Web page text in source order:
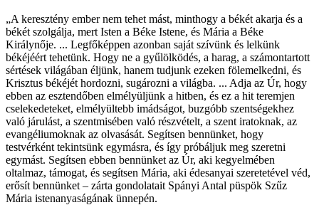
„A keresztény ember nem tehet mást, minthogy a békét akarja és a
békét szolgálja, mert Isten a Béke Istene, és Mária a Béke
Királynője. ... Legfőképpen azonban saját szívünk és lelkünk
békéjéért tehetünk. Hogy ne a gyűlölködés, a harag, a számontartott
sértések világában éljünk, hanem tudjunk ezeken fölemelkedni, és
Krisztus békéjét hordozni, sugározni a világba. ... Adja az Úr, hogy
ebben az esztendőben elmélyüljünk a hitben, és ez a hit teremjen
cselekedeteket, elmélyültebb imádságot, buzgóbb szentségekhez
való járulást, a szentmisében való részvételt, a szent iratoknak, az
evangéliumoknak az olvasását. Segítsen bennünket, hogy
testvérként tekintsünk egymásra, és így próbáljuk meg szeretni
egymást. Segítsen ebben bennünket az Úr, aki kegyelmében
oltalmaz, támogat, és segítsen Mária, aki édesanyai szeretetével véd,
erősít bennünket – zárta gondolatait Spányi Antal püspök Szűz
Mária istenanyaságának ünnepén.